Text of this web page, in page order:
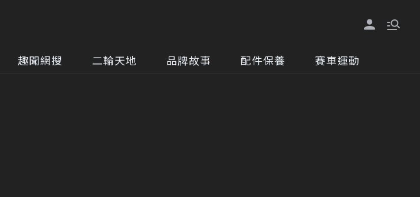
趣聞網搜 二輪天地 品牌故事 配件保養 賽車運動